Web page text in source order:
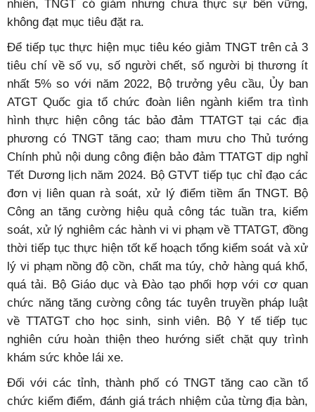
nhiên, TNGT có giảm nhưng chưa thực sự bền vững,
không đạt mục tiêu đặt ra.
Để tiếp tục thực hiện mục tiêu kéo giảm TNGT trên cả 3
tiêu chí về số vụ, số người chết, số người bị thương ít
nhất 5% so với năm 2022, Bộ trưởng yêu cầu, Ủy ban
ATGT Quốc gia tổ chức đoàn liên ngành kiểm tra tình
hình thực hiện công tác bảo đảm TTATGT tại các địa
phương có TNGT tăng cao; tham mưu cho Thủ tướng
Chính phủ nội dung công điện bảo đảm TTATGT dịp nghỉ
Tết Dương lịch năm 2024. Bộ GTVT tiếp tục chỉ đạo các
đơn vị liên quan rà soát, xử lý điểm tiềm ẩn TNGT. Bộ
Công an tăng cường hiệu quả công tác tuần tra, kiểm
soát, xử lý nghiêm các hành vi vi phạm về TTATGT, đồng
thời tiếp tục thực hiện tốt kế hoạch tổng kiểm soát và xử
lý vi phạm nồng độ cồn, chất ma túy, chở hàng quá khổ,
quá tải. Bộ Giáo dục và Đào tạo phối hợp với cơ quan
chức năng tăng cường công tác tuyên truyền pháp luật
về TTATGT cho học sinh, sinh viên. Bộ Y tế tiếp tục
nghiên cứu hoàn thiện theo hướng siết chặt quy trình
khám sức khỏe lái xe.
Đối với các tỉnh, thành phố có TNGT tăng cao cần tổ
chức kiểm điểm, đánh giá trách nhiệm của từng địa bàn,